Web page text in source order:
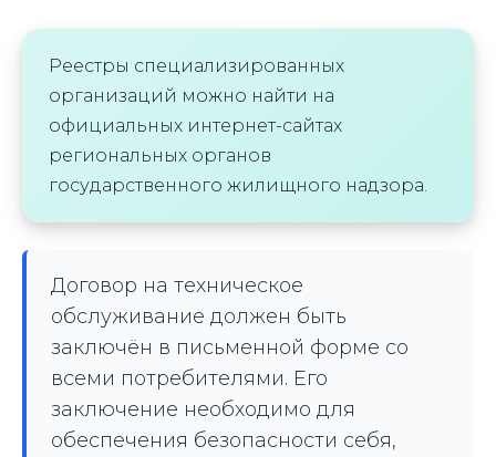
Реестры специализированных
организаций можно найти на
официальных интернет-сайтах
региональных органов
государственного жилищного надзора.
Договор на техническое
обслуживание должен быть
заключён в письменной форме со
всеми потребителями. Его
заключение необходимо для
обеспечения безопасности себя,